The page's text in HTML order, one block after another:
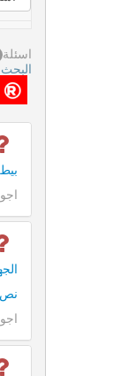
اسئلة
بيطلع 600 وات ؟